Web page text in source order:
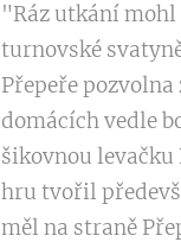
"Ráz utkání
turnovské
Přepeře
domácích vedle
šikovnou
hru tvořil
měl na straně